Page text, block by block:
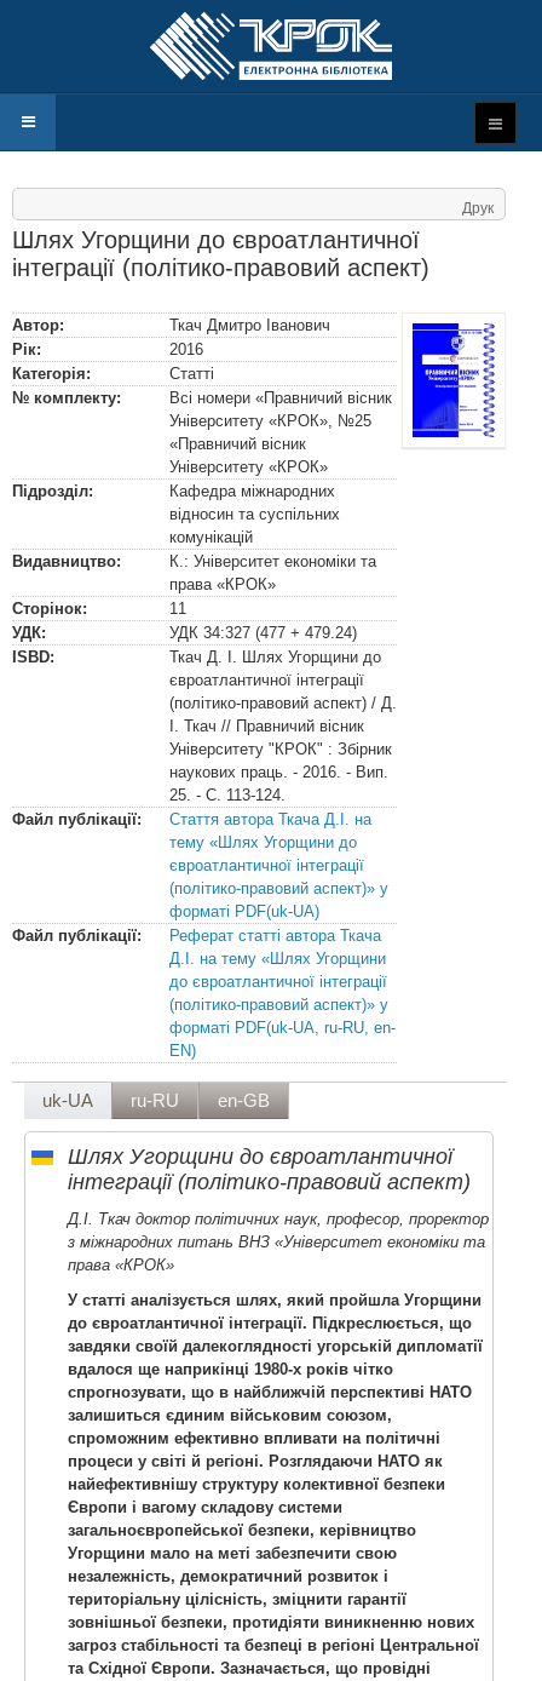
Друк
Шлях Угорщини до євроатлантичної
інтеграції (політико-правовий аспект)
Автор:
Ткач Дмитро Іванович
Рік:
2016
Категорія:
Статті
№ комплекту:
Всі номери «Правничий вісник
Університету «КРОК», №25
«Правничий вісник
Університету «КРОК»
Підрозділ:
Кафедра міжнародних
відносин та суспільних
комунікацій
Видавництво:
К.: Університет економіки та
права «КРОК»
Сторінок:
11
УДК:
УДК 34:327 (477 + 479.24)
ISBD:
Ткач Д. І. Шлях Угорщини до
євроатлантичної інтеграції
(політико-правовий аспект) / Д.
І. Ткач // Правничий вісник
Університету "КРОК" : Збірник
наукових праць. - 2016. - Вип.
25. - С. 113-124.
Файл публікації:
Стаття автора Ткача Д.І. на
тему «Шлях Угорщини до
євроатлантичної інтеграції
(політико-правовий аспект)» у
форматі PDF(uk-UA)
Файл публікації:
Реферат статті автора Ткача
Д.І. на тему «Шлях Угорщини
до євроатлантичної інтеграції
(політико-правовий аспект)» у
форматі PDF(uk-UA, ru-RU, en-
EN)
uk-UA ru-RU en-GB
Шлях Угорщини до євроатлантичної
інтеграції (політико-правовий аспект)
Д.І. Ткач доктор політичних наук, професор, проректор
з міжнародних питань ВНЗ «Університет економіки та
права «КРОК»
У статті аналізується шлях, який пройшла Угорщини
до євроатлантичної інтеграції. Підкреслюється, що
завдяки своїй далекоглядності угорській дипломатії
вдалося ще наприкінці 1980-х років чітко
спрогнозувати, що в найближчій перспективі НАТО
залишиться єдиним військовим союзом,
спроможним ефективно впливати на політичні
процеси у світі й регіоні. Розглядаючи НАТО як
найефективнішу структуру колективної безпеки
Європи і вагому складову системи
загальноєвропейської безпеки, керівництво
Угорщини мало на меті забезпечити свою
незалежність, демократичний розвиток і
територіальну цілісність, зміцнити гарантії
зовнішньої безпеки, протидіяти виникненню нових
загроз стабільності та безпеці в регіоні Центральної
та Східної Європи. Зазначається, що провідні